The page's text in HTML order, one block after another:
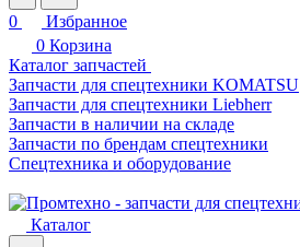
0
Избранное
0 Корзина
Каталог запчастей
Запчасти для спецтехники KOMATSU
Запчасти для спецтехники Liebherr
Запчасти в наличии на складе
Запчасти по брендам спецтехники
Спецтехника и оборудование
Каталог